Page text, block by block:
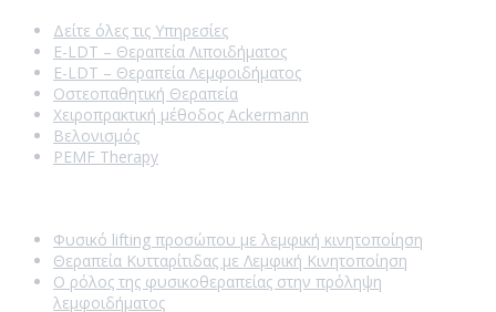
Δείτε όλες τις Υπηρεσίες
E-LDT – Θεραπεία Λιποιδήματος
E-LDT – Θεραπεία Λεμφοιδήματος
Οστεοπαθητική Θεραπεία
Χειροπρακτική μέθοδος Ackermann
Βελονισμός
PEMF Therapy
Φυσικό lifting προσώπου με λεμφική κινητοποίηση
Θεραπεία Κυτταρίτιδας με Λεμφική Κινητοποίηση
Ο ρόλος της φυσικοθεραπείας στην πρόληψη
λεμφοιδήματος